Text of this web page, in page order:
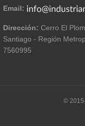
Email:
Dirección: Cerro El
Santiago - Región
7560995
©